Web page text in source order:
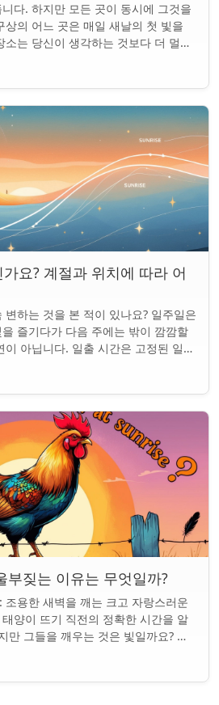
다. 하지만 모든 곳이 동시에 그것을
상의 어느 곳은 매일 새날의 첫 빛을
는 당신이 생각하는 것보다 더 멀리
...
요? 계절과 위치에 따라 어
하는 것을 본 적이 있나요? 일주일은
즐기다가 다음 주에는 밖이 깜깜할
아닙니다. 일출 시간은 고정된 일정
...
부짖는 이유는 무엇일까?
조용한 새벽을 깨는 크고 자랑스러운
양이 뜨기 직전의 정확한 시간을 알
만 그들을 깨우는 것은 빛일까요? 아
? ...